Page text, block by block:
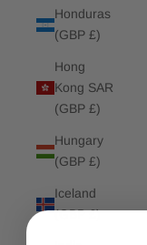
Honduras
(GBP £)
Hong
Kong SAR
(GBP £)
Hungary
(GBP £)
Iceland
(GBP £)